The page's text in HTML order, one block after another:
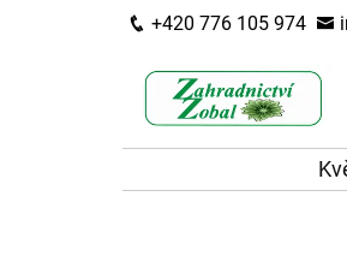
+420 776 105 974